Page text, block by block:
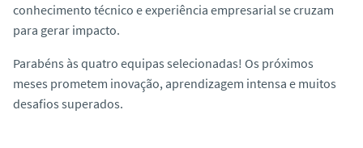
conhecimento técnico e experiência empresarial se cruzam
para gerar impacto.
Parabéns às quatro equipas selecionadas! Os próximos
meses prometem inovação, aprendizagem intensa e muitos
desafios superados.